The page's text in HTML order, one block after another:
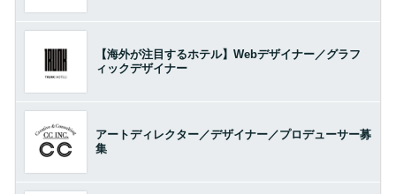
【海外が注目するホテル】Webデザイナー／グラフ
ィックデザイナー
アートディレクター／デザイナー／プロデューサー募
集